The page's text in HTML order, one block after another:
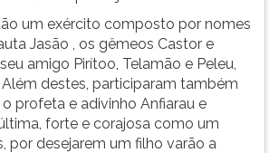
um exército composto por nomes
Jasão , os gêmeos Castor e
amigo Pirítoo, Telamão e Peleu,
destes, participaram também
profeta e adivinho Anfiarau e
forte e corajosa como um
por desejarem um filho varão a